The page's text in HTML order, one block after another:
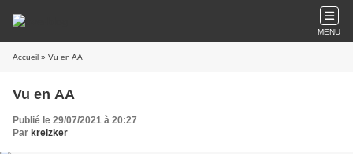
MENU
Accueil » Vu en AA
Vu en AA
Publié le 29/07/2021 à 20:27
Par kreizker